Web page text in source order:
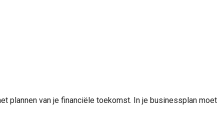
plannen van je financiële toekomst. In je businessplan moet